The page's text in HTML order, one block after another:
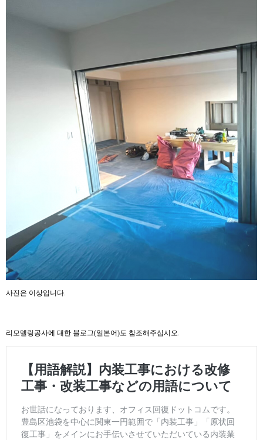
사진은 이상입니다.
리모델링공사에 대한 블로그(일본어)도 참조해주십시오.